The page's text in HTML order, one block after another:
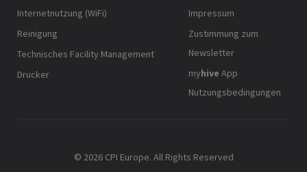
Internetnutzung (WiFi)
Reinigung
Technisches Facility Management
Drucker
Impressum
Zustimmung zum
Newsletter
myhive App
Nutzungsbedingungen
© 2026 CPI Europe. All Rights Reserved